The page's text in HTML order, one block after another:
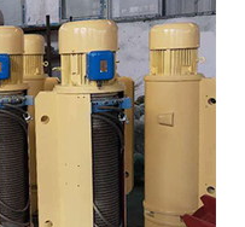
葫芦
配件
吸盘